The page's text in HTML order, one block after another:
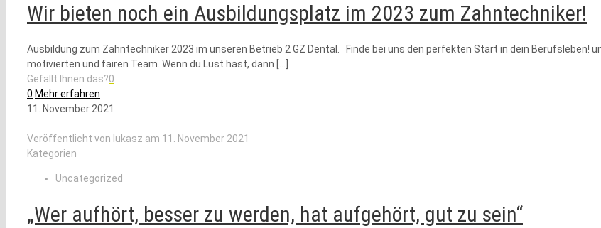
Wir bieten noch ein Ausbildungsplatz im 2023 zum Zahntechniker!
Ausbildung zum Zahntechniker 2023 im unseren Betrieb 2 GZ Dental. Finde bei uns den perfekten Start in dein Berufsleben!
motivierten und fairen Team. Wenn du Lust hast, dann
Gefällt Ihnen das?0
0 Mehr erfahren
11. November 2021
Veröffentlicht von lukasz am 11. November 2021
Kategorien
Uncategorized
„Wer aufhört, besser zu werden, hat aufgehört, gut zu sein“